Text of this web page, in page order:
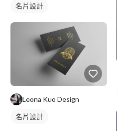
名片設計
Leona Kuo Design
名片設計